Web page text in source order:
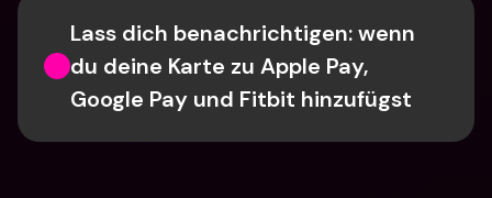
Lass dich benachrichtigen: wenn
du deine Karte zu Apple Pay,
Google Pay und Fitbit hinzufügst